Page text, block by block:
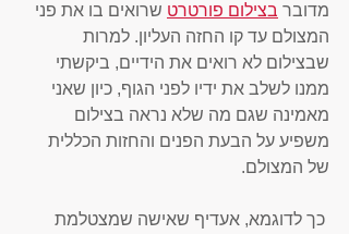
מדובר בצילום פורטרט שרואים בו את פני
המצולם עד קו החזה העליון. למרות
שבצילום לא רואים את הידיים, ביקשתי
ממנו לשלב את ידיו לפני הגוף, כיון שאני
מאמינה שגם מה שלא נראה בצילום
משפיע על הבעת הפנים והחזות הכללית
של המצולם.
כך לדוגמא, אעדיף שאישה שמצטלמת